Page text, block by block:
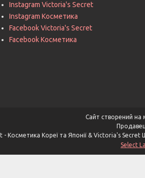
Instagram Victoria's Secret
Instagram Косметика
Facebook Victoria's Secret
Facebook Косметика
Сайт створений на
Select